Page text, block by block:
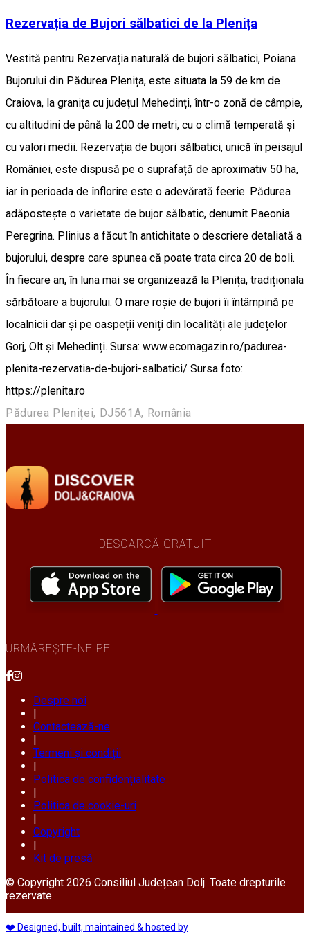
Rezervația de Bujori sălbatici de la Plenița
Vestită pentru Rezervația naturală de bujori sălbatici, Poiana
Bujorului din Pădurea Plenița, este situata la 59 de km de
Craiova, la granița cu județul Mehedinți, într-o zonă de câmpie,
cu altitudini de până la 200 de metri, cu o climă temperată și
cu valori medii. Rezervația de bujori sălbatici, unică în peisajul
României, este dispusă pe o suprafață de aproximativ 50 ha,
iar în perioada de înflorire este o adevărată feerie. Pădurea
adăpostește o varietate de bujor sălbatic, denumit Paeonia
Peregrina. Plinius a făcut în antichitate o descriere detaliată a
bujorului, despre care spunea că poate trata circa 20 de boli.
În fiecare an, în luna mai se organizează la Plenița, tradiționala
sărbătoare a bujorului. O mare roșie de bujori îi întâmpină pe
localnicii dar și pe oaspeții veniți din localități ale județelor
Gorj, Olt și Mehedinți. Sursa: www.ecomagazin.ro/padurea-
plenita-rezervatia-de-bujori-salbatici/ Sursa foto:
https://plenita.ro
Pădurea Pleniței, DJ561A, România
DESCARCĂ GRATUIT
URMĂREȘTE-NE PE
Despre noi
Contactează-ne
Termeni și condiții
Politica de confidențialitate
Politica de cookie-uri
Copyright
Kit de presă
© Copyright 2026 Consiliul Județean Dolj. Toate drepturile
rezervate
❤️ Designed, built, maintained & hosted by